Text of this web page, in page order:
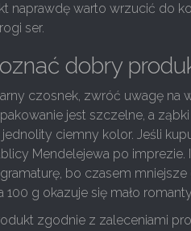
naprawdę warto wrzucić do
ser.
dobry
czosnek, zwróć uwagę na
jest szczelne, a
ciemny kolor. Jeśli
Mendelejewa po imprezie.
bo czasem
100 g okazuje się mało
zgodnie z zaleceniami